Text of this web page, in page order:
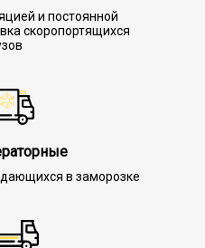
и постоянной
скоропортящихся
в заморозке